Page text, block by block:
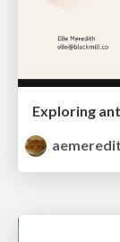
Exploring